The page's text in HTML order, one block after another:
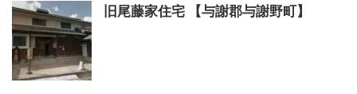
旧尾藤家住宅 【与謝郡与謝野町】